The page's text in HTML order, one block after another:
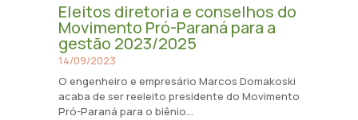
Eleitos diretoria e conselhos do
Movimento Pró-Paraná para a
gestão 2023/2025
14/09/2023
O engenheiro e empresário Marcos Domakoski
acaba de ser reeleito presidente do Movimento
Pró-Paraná para o biênio...